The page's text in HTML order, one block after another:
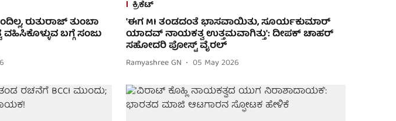
ರುತುರಾಜ್ ತುಂಬಾ
ಬಗ್ಗೆ ಸಂಜು
ಕ್ರಿಕೆಟ್
'ಈಗ MI ತಂಡದಂತೆ ಭಾಸವಾಯಿತು, ಸೂರ್ಯಕುಮಾರ್
ಯಾದವ್ ನಾಯಕತ್ವ ಉತ್ತಮವಾಗಿತ್ತು': ದೀಪಕ್ ಚಾಹರ್
ಸಹೋದರಿ ಪೋಸ್ಟ್ ವೈರಲ್
Ramyashree GN 05 May 2026